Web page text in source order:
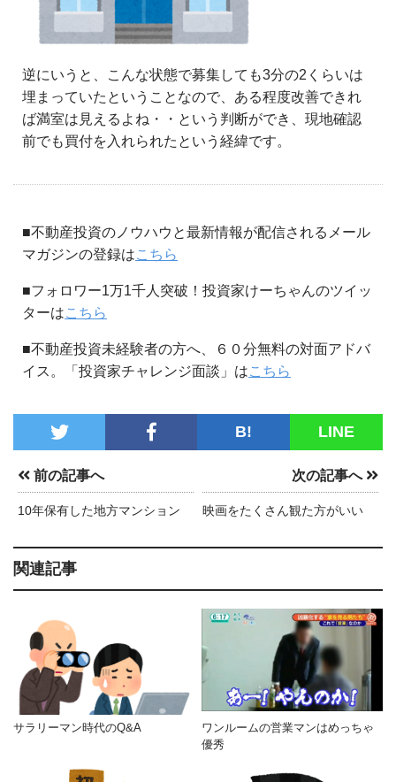
逆にいうと、こんな状態で募集しても3分の2くらいは
埋まっていたということなので、ある程度改善できれ
ば満室は見えるよね・・という判断ができ、現地確認
前でも買付を入れられたという経緯です。
■不動産投資のノウハウと最新情報が配信されるメール
マガジンの登録はこちら
■フォロワー1万1千人突破！投資家けーちゃんのツイッ
ターはこちら
■不動産投資未経験者の方へ、６０分無料の対面アドバ
イス。「投資家チャレンジ面談」はこちら
B! LINE
前の記事へ
10年保有した地方マンション
次の記事へ
映画をたくさん観た方がいい
関連記事
サラリーマン時代のQ&A
ワンルームの営業マンはめっちゃ
優秀